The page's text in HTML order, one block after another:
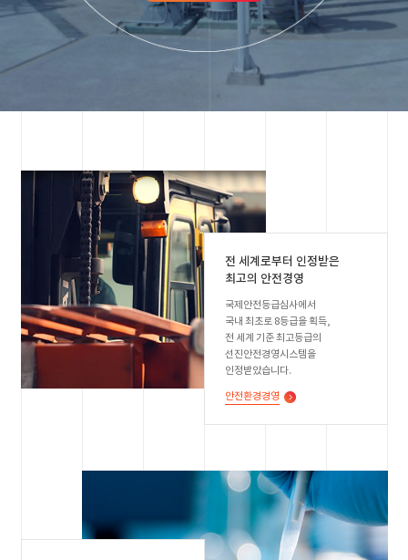
전 세계로부터 인정받은
최고의 안전경영
국제안전등급심사에서
국내 최초로 8등급을 획득,
전 세계 기준 최고등급의
선진안전경영시스템을
인정받았습니다.
안전환경경영